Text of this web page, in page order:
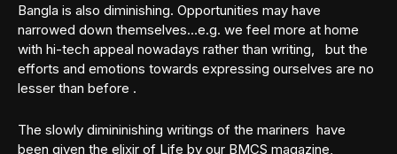
Bangla is also diminishing. Opportunities may have
narrowed down themselves…e.g. we feel more at home
with hi-tech appeal nowadays rather than writing, but the
efforts and emotions towards expressing ourselves are no
lesser than before .
The slowly dimininishing writings of the mariners have
been given the elixir of Life by our BMCS magazine,